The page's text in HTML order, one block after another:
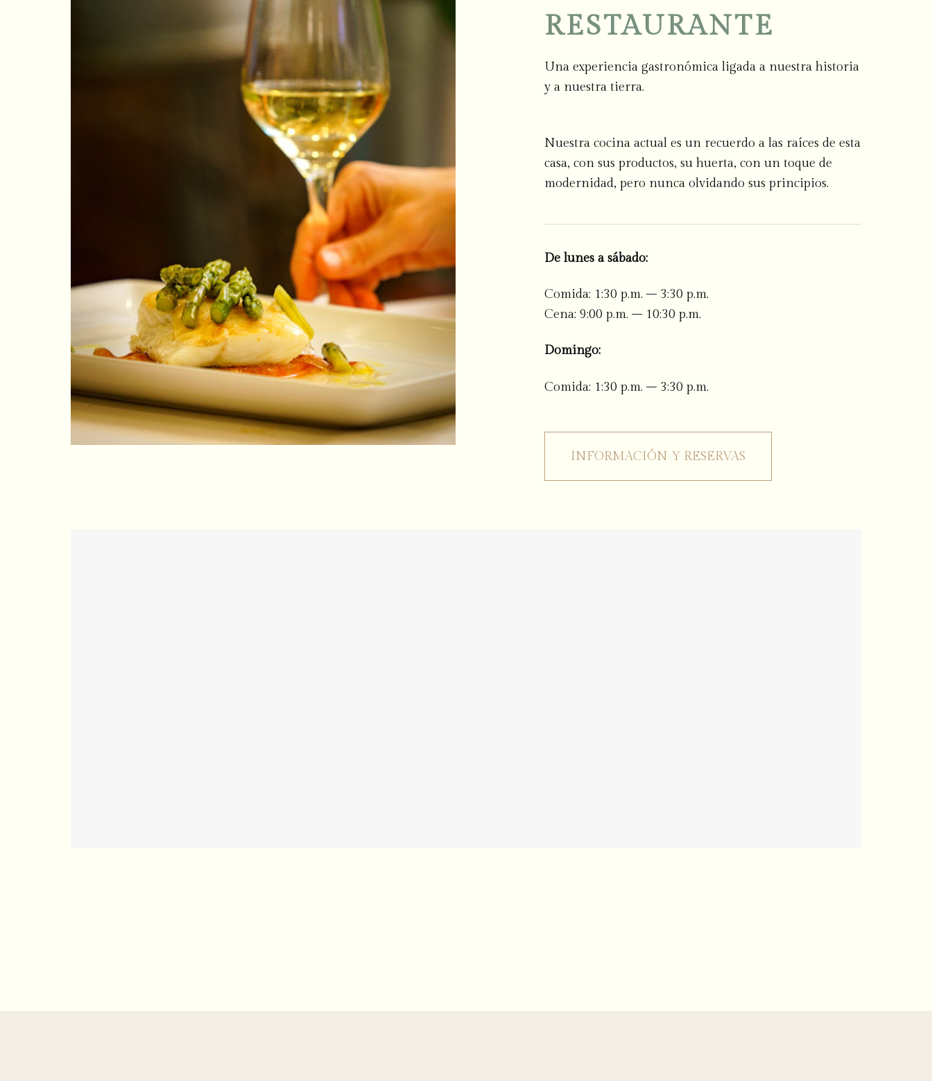
RESTAURANTE
Una experiencia gastronómica ligada a nuestra historia
y a nuestra tierra.
Nuestra cocina actual es un recuerdo a las raíces de esta
casa, con sus productos, su huerta, con un toque de
modernidad, pero nunca olvidando sus principios.
De lunes a sábado:
Comida: 1:30 p.m. – 3:30 p.m.
Cena: 9:00 p.m. – 10:30 p.m.
Domingo:
Comida: 1:30 p.m. – 3:30 p.m.
INFORMACIÓN Y RESERVAS